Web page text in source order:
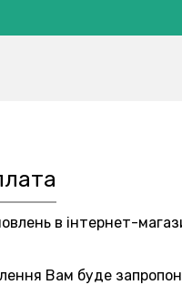
в інтернет-
Вам буде